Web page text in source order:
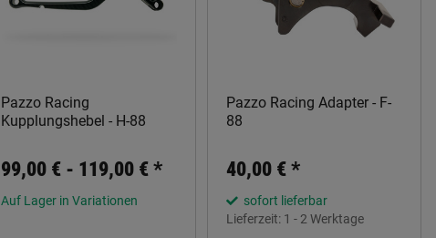
Pazzo Racing
Kupplungshebel - H-88
99,00 € - 119,00 €*
Auf Lager in Variationen
Pazzo Racing Adapter - F-
88
40,00 €*
sofort lieferbar
Lieferzeit: 1 - 2 Werktage